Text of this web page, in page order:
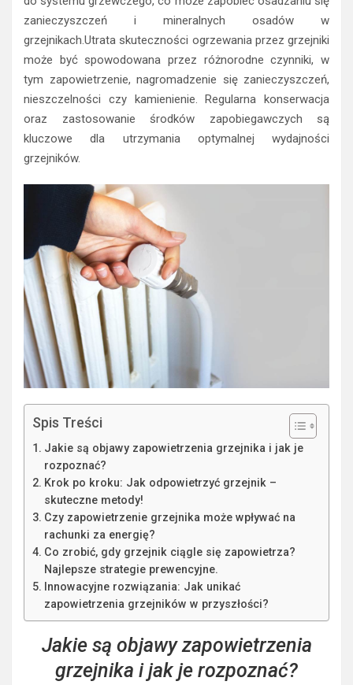
zanieczyszczeń i mineralnych osadów w
grzejnikach.Utrata skuteczności ogrzewania przez grzejniki
może być spowodowana przez różnorodne czynniki, w
tym zapowietrzenie, nagromadzenie się zanieczyszczeń,
nieszczelności czy kamienienie. Regularna konserwacja
oraz zastosowanie środków zapobiegawczych są
kluczowe dla utrzymania optymalnej wydajności
grzejników.
Spis Treści
Jakie są objawy zapowietrzenia grzejnika i jak je
rozpoznać?
Krok po kroku: Jak odpowietrzyć grzejnik –
skuteczne metody!
Czy zapowietrzenie grzejnika może wpływać na
rachunki za energię?
Co zrobić, gdy grzejnik ciągle się zapowietrza?
Najlepsze strategie prewencyjne.
Innowacyjne rozwiązania: Jak unikać
zapowietrzenia grzejników w przyszłości?
Jakie są objawy zapowietrzenia
grzejnika i jak je rozpoznać?